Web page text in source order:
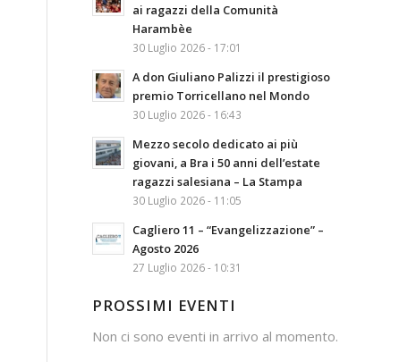
ai ragazzi della Comunità
Harambèe
30 Luglio 2026 - 17:01
A don Giuliano Palizzi il prestigioso
premio Torricellano nel Mondo
30 Luglio 2026 - 16:43
Mezzo secolo dedicato ai più
giovani, a Bra i 50 anni dell’estate
ragazzi salesiana – La Stampa
30 Luglio 2026 - 11:05
Cagliero 11 – “Evangelizzazione” –
Agosto 2026
27 Luglio 2026 - 10:31
PROSSIMI EVENTI
Non ci sono eventi in arrivo al momento.